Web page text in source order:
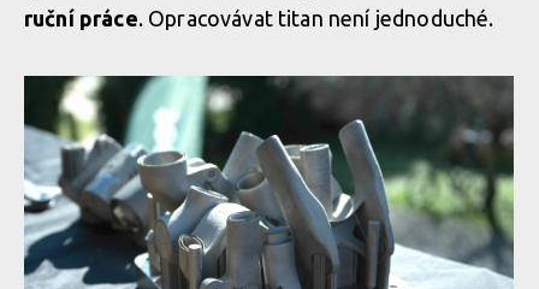
ruční práce. Opracovávat titan není jednoduché.